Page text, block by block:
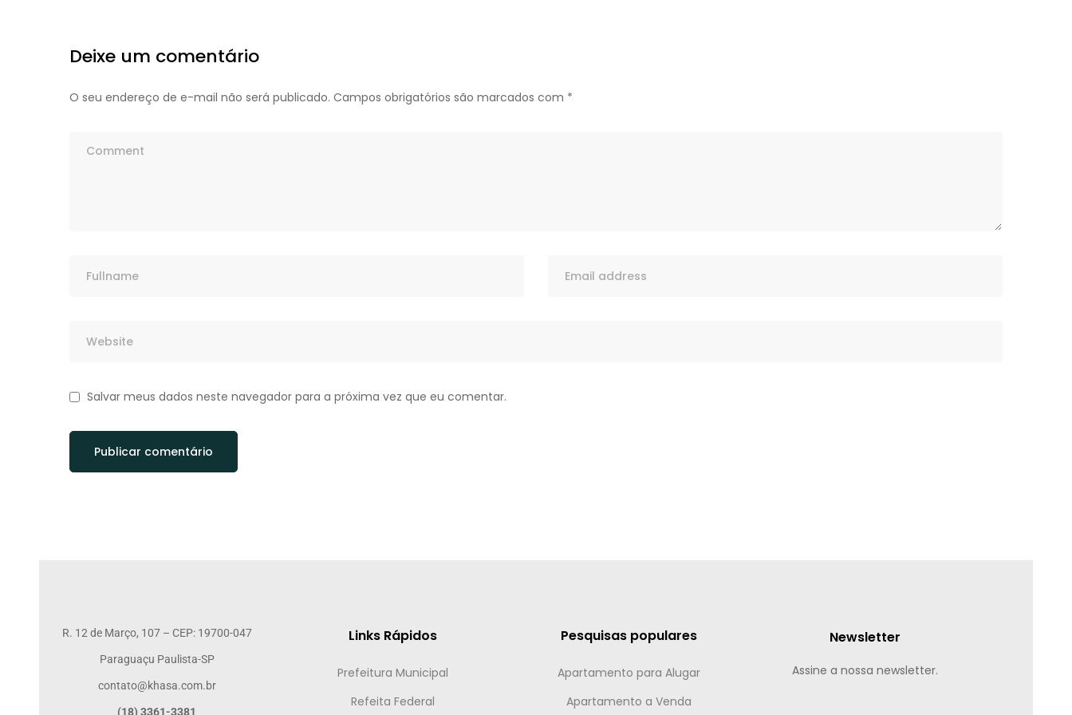
Deixe um comentário
O seu endereço de e-mail não será publicado. Campos obrigatórios são marcados com *
Salvar meus dados neste navegador para a próxima vez que eu comentar.
R. 12 de Março, 107 – CEP: 19700-047
Paraguaçu Paulista-SP
contato@khasa.com.br
(18) 3361-3381
Links Rápidos
Prefeitura Municipal
Refeita Federal
Pesquisas populares
Apartamento para Alugar
Apartamento a Venda
Newsletter
Assine a nossa newsletter.